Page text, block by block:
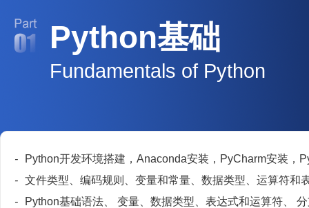
Python基础
Fundamentals of Python
-
Python开发环境搭建，Anaconda安装，PyCharm安装，
- 文件类型、编码规则、变量和常量、数据类型、运算符和
-
Python基础语法、 变量、数据类型、表达式和运算符、